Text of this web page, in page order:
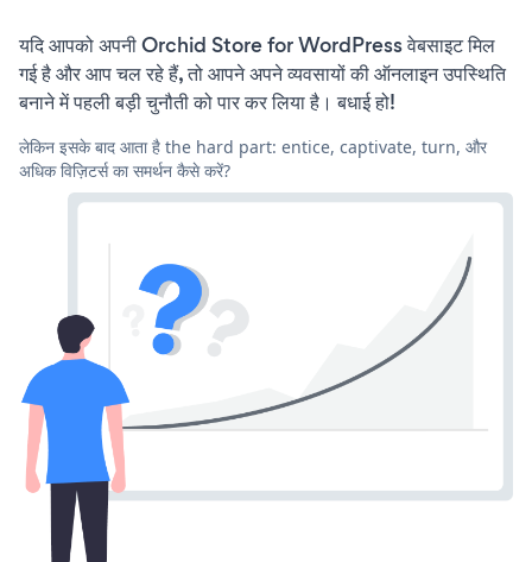
यदि आपको अपनी Orchid Store for WordPress वेबसाइट मिल
गई है और आप चल रहे हैं, तो आपने अपने व्यवसायों की ऑनलाइन उपस्थिति
बनाने में पहली बड़ी चुनौती को पार कर लिया है। बधाई हो!
लेकिन इसके बाद आता है the hard part: entice, captivate, turn, और
अधिक विज़िटर्स का समर्थन कैसे करें?